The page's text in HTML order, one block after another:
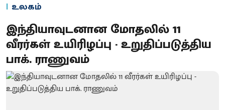
உலகம்
இந்தியாவுடனான மோதலில் 11
வீரர்கள் உயிரிழப்பு - உறுதிப்படுத்திய
பாக். ராணுவம்